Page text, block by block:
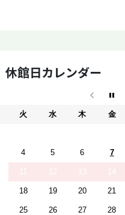
休館日カレンダー
火 水 木 金
4 5 6 7
18 19 20 21
25 26 27 28